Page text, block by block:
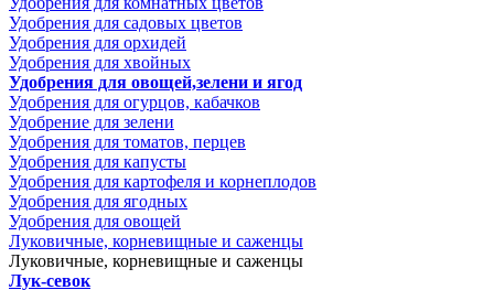
Удобрения для садовых цветов
Удобрения для орхидей
Удобрения для хвойных
Удобрения для овощей,зелени и ягод
Удобрения для огурцов, кабачков
Удобрение для зелени
Удобрения для томатов, перцев
Удобрения для капусты
Удобрения для картофеля и корнеплодов
Удобрения для ягодных
Удобрения для овощей
Луковичные, корневищные и саженцы
Луковичные, корневищные и саженцы
Лук-севок